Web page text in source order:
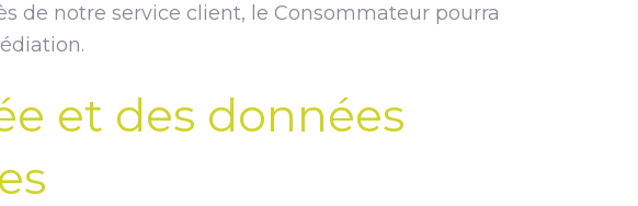
de notre service client, le Consommateur pourra
et des données